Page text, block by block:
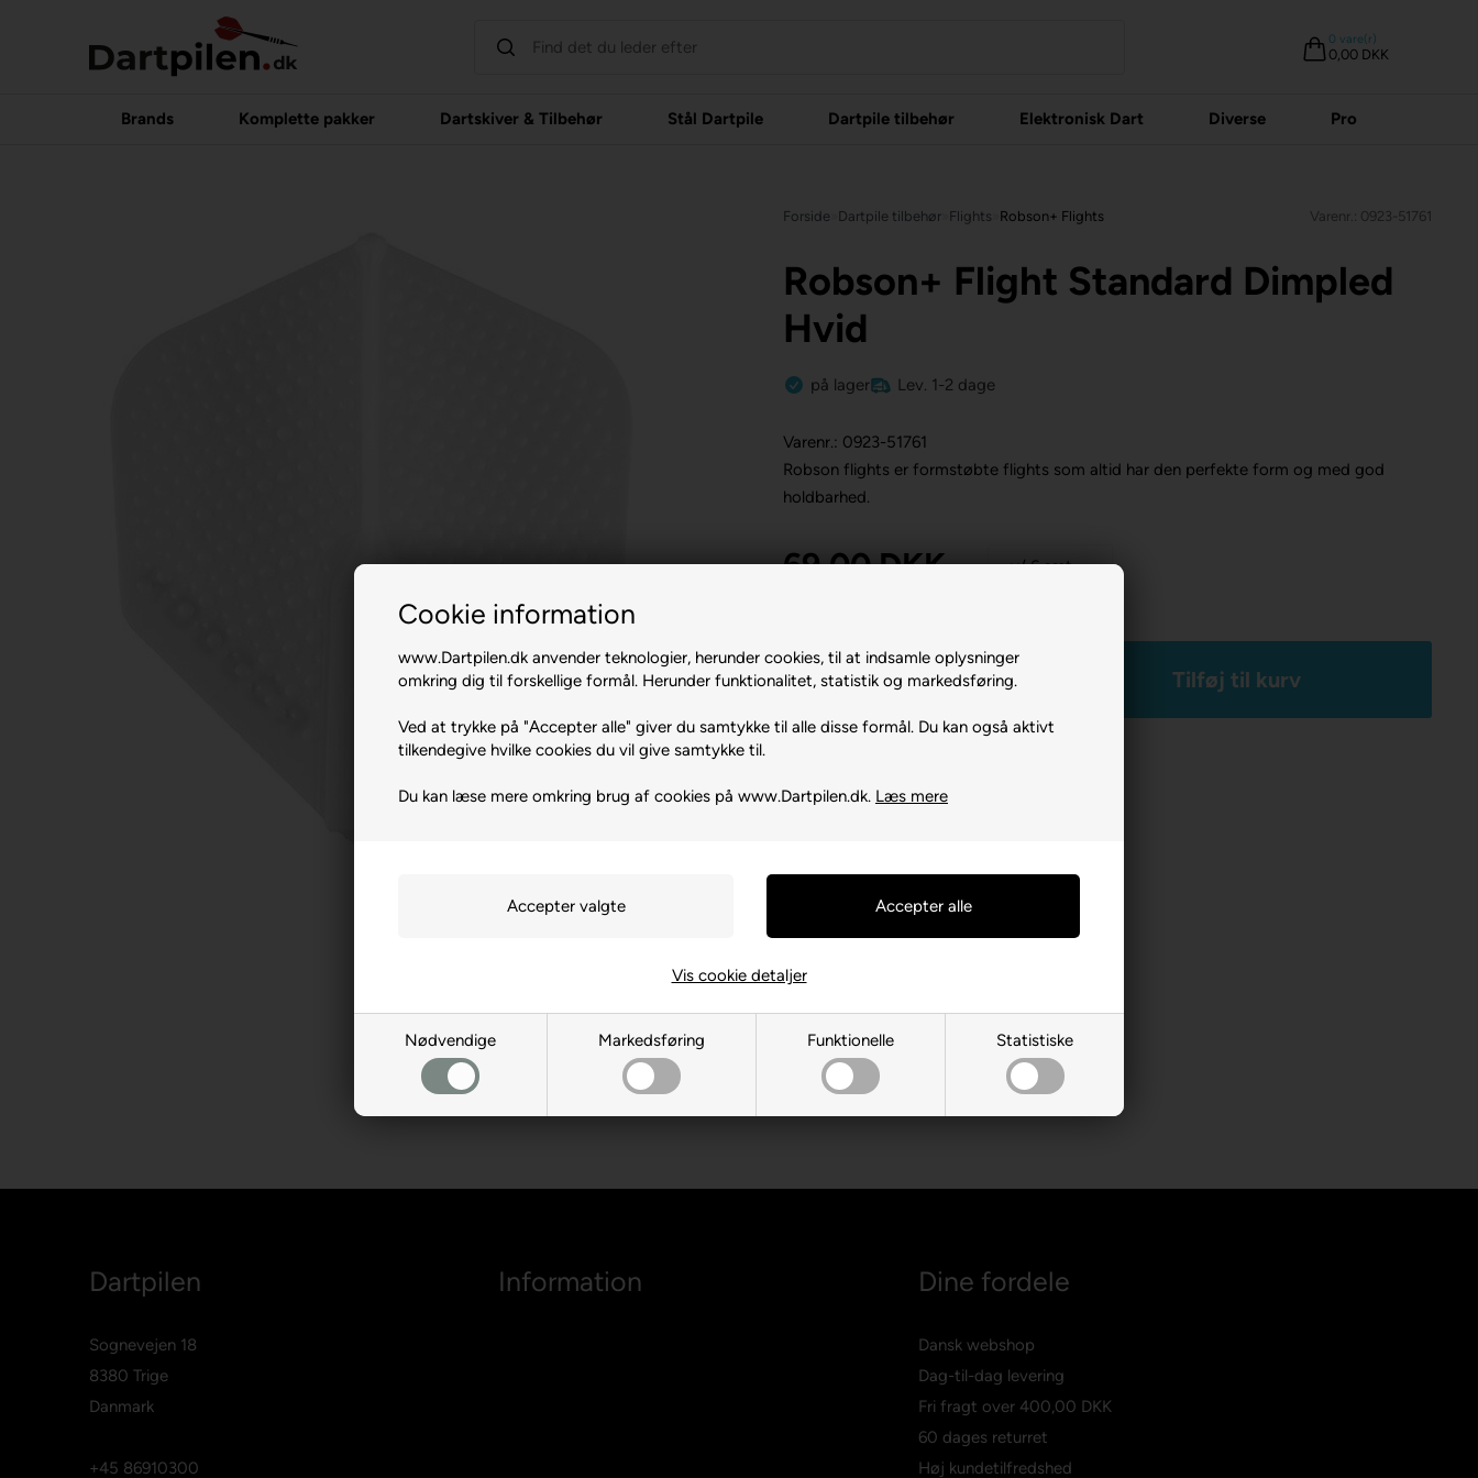
Cookie information
www.Dartpilen.dk anvender teknologier, herunder cookies, til at indsamle oplysninger
omkring dig til forskellige formål. Herunder funktionalitet, statistik og markedsføring.
Ved at trykke på "Accepter alle" giver du samtykke til alle disse formål. Du kan også aktivt
tilkendegive hvilke cookies du vil give samtykke til.
Du kan læse mere omkring brug af cookies på www.Dartpilen.dk. Læs mere
Nødvendige Markedsføring Funktionelle Statistiske
Vis cookie detaljer
0 vare(r)
0,00 DKK
Brands Komplette pakker Dartskiver & Tilbehør Stål Dartpile Dartpile tilbehør Elektronisk Dart Diverse Pro
Forside Dartpile tilbehør Flights Robson+ Flights Varenr.: 0923-51761
Robson+ Flight Standard Dimpled
Hvid
på lager Lev. 1-2 dage
Varenr.: 0923-51761
Robson flights er formstøbte flights som altid har den perfekte form og med god
holdbarhed.
69,00DKK
v/ 6 sæt
-
Dartpilen
Sognevejen 18
8380 Trige
Danmark
+45 86910300
Information Dine fordele
Dansk webshop
Dag-til-dag levering
Fri fragt over 400,00 DKK
60 dages returret
Høj kundetilfredshed